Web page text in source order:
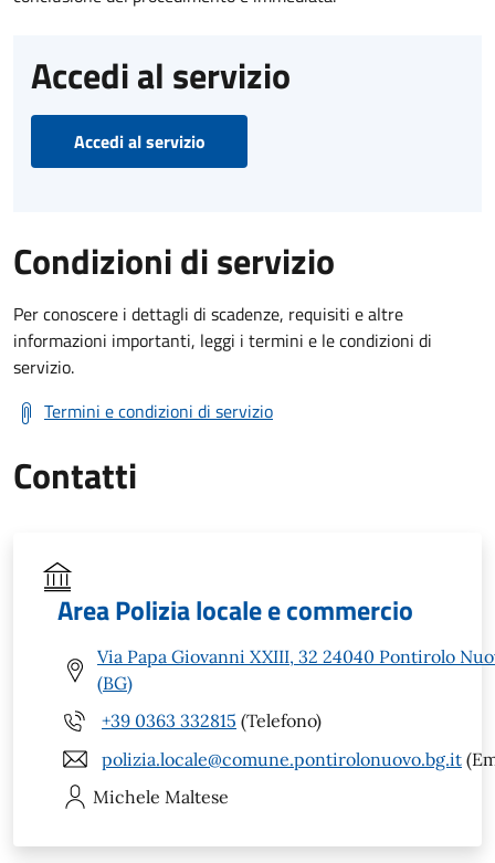
Accedi al servizio
Accedi al servizio
Condizioni di servizio
Per conoscere i dettagli di scadenze, requisiti e altre
informazioni importanti, leggi i termini e le condizioni di
servizio.
Termini e condizioni di servizio
Contatti
Area Polizia locale e commercio
Via Papa Giovanni XXIII, 32 24040 Pontirolo
(BG)
+39 0363 332815 (Telefono)
polizia.locale@comune.pontirolonuovo.bg.it
Michele Maltese